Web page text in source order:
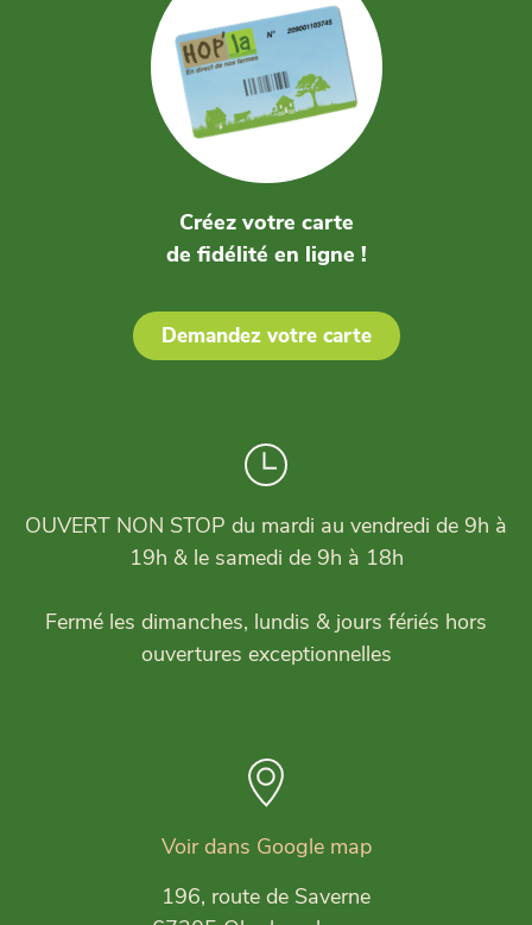
Créez votre carte
de fidélité en ligne !
Demandez votre carte
OUVERT NON STOP du mardi au vendredi de 9h à
19h & le samedi de 9h à 18h
Fermé les dimanches, lundis & jours fériés hors
ouvertures exceptionnelles
Voir dans Google map
196, route de Saverne